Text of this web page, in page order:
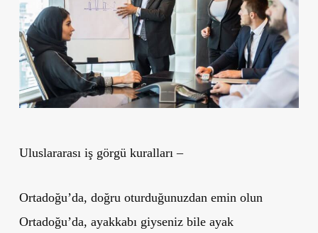
Uluslararası iş görgü kuralları –
Ortadoğu’da, doğru oturduğunuzdan emin olun
Ortadoğu’da, ayakkabı giyseniz bile ayak